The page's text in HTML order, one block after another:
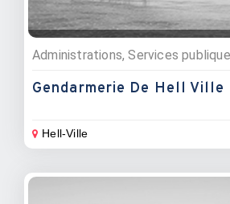
Administrations, Services
Gendarmerie De Hell Ville
Hell-Ville